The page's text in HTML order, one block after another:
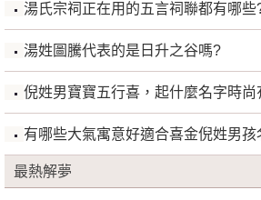
湯氏宗祠正在用的五言祠聯都有哪些
湯姓圖騰代表的是日升之谷嗎?
倪姓男寶寶五行喜，起什麼名字時尚
有哪些大氣寓意好適合喜金倪姓男孩
最熱解夢